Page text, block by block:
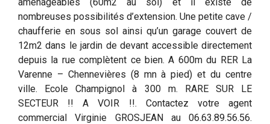
nombreuses possibilités d’extension. Une petite cave /
chaufferie en sous sol ainsi qu’un garage couvert de
12m2 dans le jardin de devant accessible directement
depuis la rue complètent ce bien. A 600m du RER La
Varenne – Chennevières (8 mn à pied) et du centre
ville. Ecole Champignol à 300 m. RARE SUR LE
SECTEUR !! A VOIR !!. Contactez votre agent
commercial Virginie GROSJEAN au 06.63.89.56.56.